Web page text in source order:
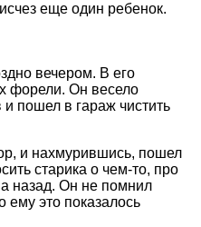
еще один ребенок.
вечером. В его
форели. Он весело
пошел в гараж чистить
и нахмурившись, пошел
старика о чем-то, про
назад. Он не помнил
ему это показалось